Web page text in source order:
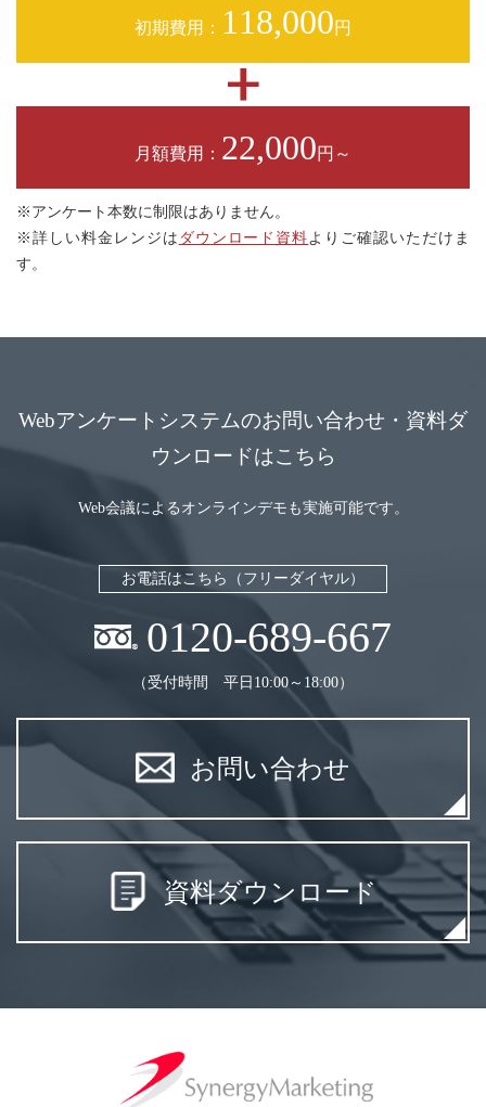
初期費用： 118,000円
月額費用： 22,000円～
※アンケート本数に制限はありません。
※詳しい料金レンジは ダウンロード資料よりご確認いただけま
す。
Webアンケートシステムのお問い合わせ・資料ダ
ウンロードはこちら
Web会議によるオンラインデモも実施可能です。
お電話はこちら（フリーダイヤル）
0120-689-667
（受付時間 平日10:00～18:00）
お問い合わせ
資料ダウンロード